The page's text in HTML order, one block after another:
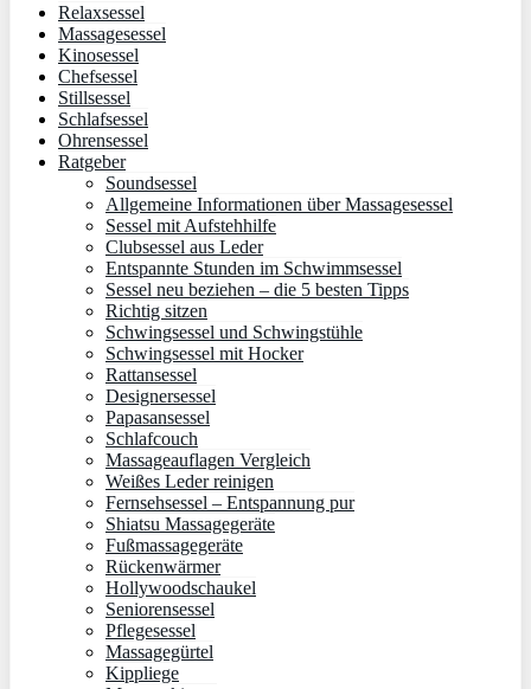
Relaxsessel
Massagesessel
Kinosessel
Chefsessel
Stillsessel
Schlafsessel
Ohrensessel
Ratgeber
Soundsessel
Allgemeine Informationen über Massagesessel
Sessel mit Aufstehhilfe
Clubsessel aus Leder
Entspannte Stunden im Schwimmsessel
Sessel neu beziehen – die 5 besten Tipps
Richtig sitzen
Schwingsessel und Schwingstühle
Schwingsessel mit Hocker
Rattansessel
Designersessel
Papasansessel
Schlafcouch
Massageauflagen Vergleich
Weißes Leder reinigen
Fernsehsessel – Entspannung pur
Shiatsu Massagegeräte
Fußmassagegeräte
Rückenwärmer
Hollywoodschaukel
Seniorensessel
Pflegesessel
Massagegürtel
Kippliege